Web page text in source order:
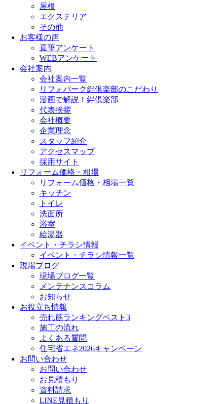
屋根
エクステリア
その他
お客様の声
直筆アンケート
WEBアンケート
会社案内
会社案内一覧
リフォパーク絆倶楽部のこだわり
漫画で解説！絆倶楽部
代表挨拶
会社概要
企業理念
スタッフ紹介
アクセスマップ
採用サイト
リフォーム価格・相場
リフォーム価格・相場一覧
キッチン
トイレ
洗面所
浴室
給湯器
イベント・チラシ情報
イベント・チラシ情報一覧
現場ブログ
現場ブログ一覧
メンテナンスコラム
お知らせ
お役立ち情報
売れ筋ランキングベスト3
施工の流れ
よくある質問
住宅省エネ2026キャンペーン
お問い合わせ
お問い合わせ
お見積もり
資料請求
LINE見積もり